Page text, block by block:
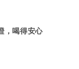
，喝得安心